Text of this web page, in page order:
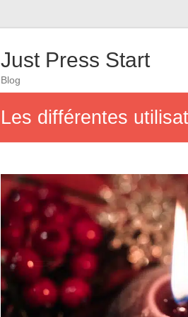
Just Press Start
Blog
Les différentes